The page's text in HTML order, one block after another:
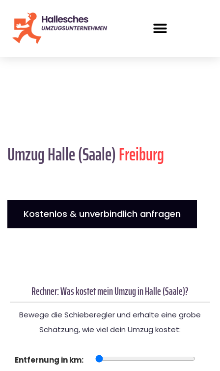
Umzug Halle (Saale)Freiburg
Kostenlos & unverbindlich anfragen
Rechner: Was kostet mein Umzug in Halle (Saale)?
Bewege die Schieberegler und erhalte eine grobe
Schätzung, wie viel dein Umzug kostet:
Entfernung in km: